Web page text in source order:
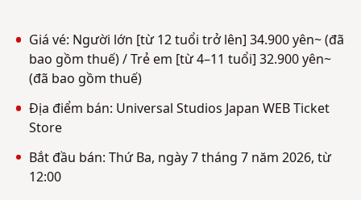
Giá vé: Người lớn [từ 12 tuổi trở lên] 34.900 yên~ (đã
bao gồm thuế) / Trẻ em [từ 4–11 tuổi] 32.900 yên~
(đã bao gồm thuế)
Địa điểm bán: Universal Studios Japan WEB Ticket
Store
Bắt đầu bán: Thứ Ba, ngày 7 tháng 7 năm 2026, từ
12:00